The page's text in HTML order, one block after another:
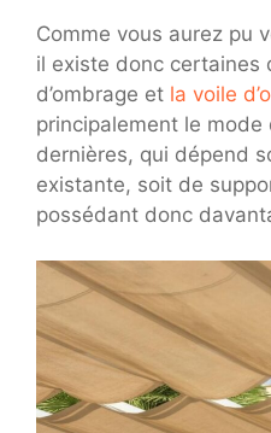
Comme vous aurez pu
il existe donc certaines
d’ombrage et la voile
principalement le
dernières, qui dépend
existante, soit de
possédant donc